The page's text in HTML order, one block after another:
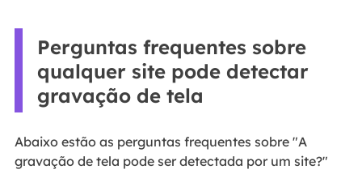
Perguntas frequentes sobre
qualquer site pode detectar
gravação de tela
Abaixo estão as perguntas frequentes sobre "A
gravação de tela pode ser detectada por um site?"